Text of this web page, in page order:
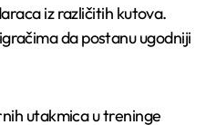
iz različitih kutova.
da postanu ugodniji
utakmica u treninge